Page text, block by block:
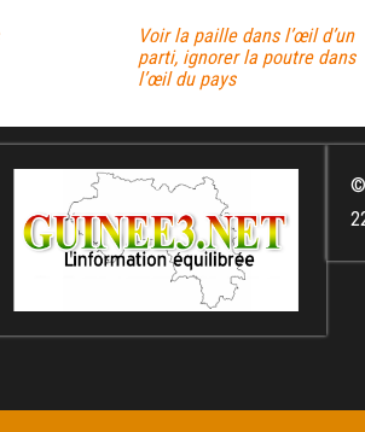
Voir la paille dans l’œil d’un
parti, ignorer la poutre dans
l’œil du pays
©